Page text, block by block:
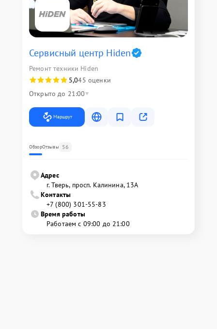
Сервисный центр Hiden
Ремонт техники Hiden
5,045 оценки
Открыто до 21:00
Маршрут
ОбзорОтзывы 56
Адрес
г. Тверь, просп. Калинина, 13А
Контакты
+7 (800) 301-55-83
Время работы
Работаем с 09:00 до 21:00